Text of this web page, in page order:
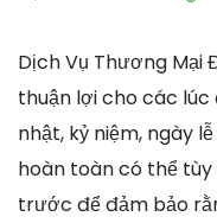
Dịch Vụ Thương Mại
thuận lợi cho các
nhật, kỷ niệm, ngày
hoàn toàn có thể
trước để đảm bảo